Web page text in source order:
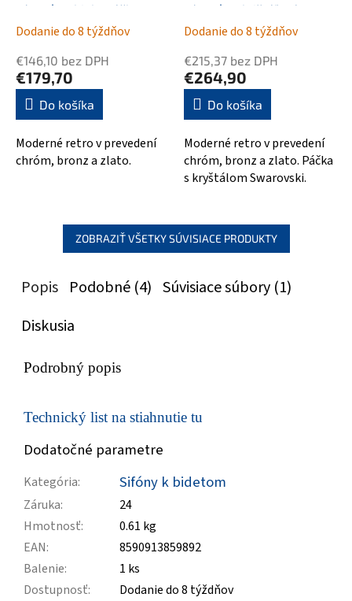
výpusťou, biela páčka,
zlato
Dodanie do 8 týždňov
€146,10 bez DPH
€179,70
Do košíka
Moderné retro v prevedení
chróm, bronz a zlato.
výpusťou, krištáľová
páčka, zlato
Dodanie do 8 týždňov
€215,37 bez DPH
€264,90
Do košíka
Moderné retro v prevedení
chróm, bronz a zlato. Páčka
s kryštálom Swarovski.
ZOBRAZIŤ VŠETKY SÚVISIACE PRODUKTY
Popis Podobné (4) Súvisiace súbory (1)
Diskusia
Podrobný popis
Technický list na stiahnutie tu
Dodatočné parametre
Kategória: Sifóny k bidetom
Záruka:
24
Hmotnosť:
0.61 kg
EAN:
8590913859892
Balenie:
1 ks
Dostupnosť:
Dodanie do 8 týždňov